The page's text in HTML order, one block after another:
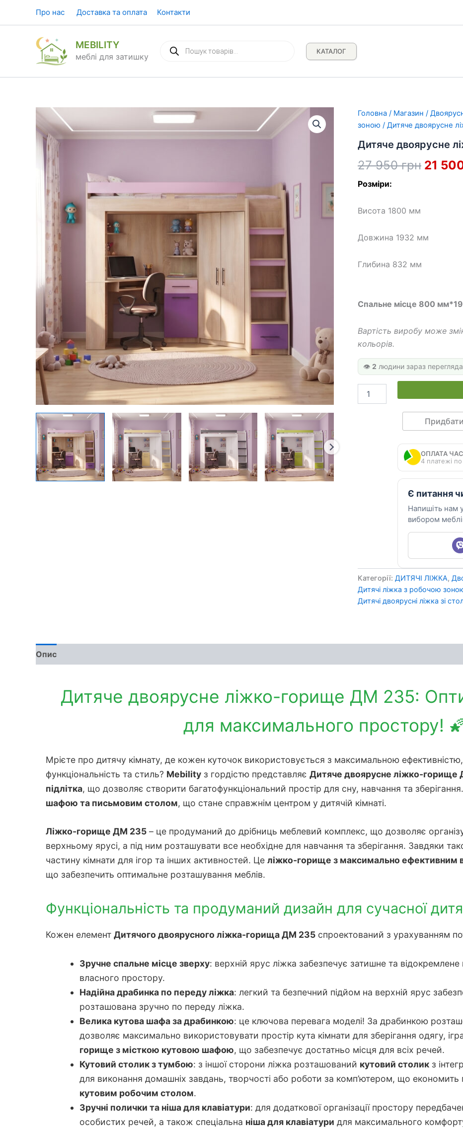
Про нас Доставка та оплата Контакти
MEBILITY
меблі для затишку
Пошук
товарів
КАТАЛОГ
Головна / Магазин /
зоною / Дитяче двоярусне
Дитяче двоярусне
27 950грн 21
Розміри:
Висота 1800 мм
Довжина 1932 мм
Глибина 832 мм
Спальне місце 800
Вартість виробу може
кольорів.
👁️ 2 людини зараз
двоярусне
ОПЛАТА
4 платежі
Є питання
Напишіть
вибором
Категорії: ДИТЯЧІ ЛІЖКА,
Дитячі ліжка з робочою
Дитячі двоярусні ліжка зі
Опис
Дитяче двоярусне ліжко-горище ДМ 235:
для максимального простору!
Мрієте про дитячу кімнату, де кожен куточок використовується з максимальною
функціональність та стиль? Mebility з гордістю представляє Дитяче двоярусне ліжко-горище
підлітка, що дозволяє створити багатофункціональний простір для сну, навчання та
шафою та письмовим столом, що стане справжнім центром у дитячій кімнаті.
Ліжко-горище ДМ 235 – це продуманий до дрібниць меблевий комплекс, що дозволяє
верхньому ярусі, а під ним розташувати все необхідне для навчання та зберігання. Завдяки
частину кімнати для ігор та інших активностей. Це ліжко-горище з максимально ефективним
що забезпечить оптимальне розташування меблів.
Функціональність та продуманий дизайн для сучасної
Кожен елемент Дитячого двоярусного ліжка-горища ДМ 235 спроектований з урахуванням
Зручне спальне місце зверху: верхній ярус ліжка забезпечує затишне та
власного простору.
Надійна драбинка по переду ліжка: легкий та безпечний підйом на верхній ярус
розташована зручно по переду ліжка.
Велика кутова шафа за драбинкою: це ключова перевага моделі! За драбинкою
дозволяє максимально використовувати простір кута кімнати для зберігання одягу,
горище з місткою кутовою шафою, що забезпечує достатньо місця для всіх речей.
Кутовий столик з тумбою: з іншої сторони ліжка розташований кутовий столик з
для виконання домашніх завдань, творчості або роботи за комп’ютером, що економить
кутовим робочим столом.
Зручні полички та ніша для клавіатури: для додаткової організації простору
особистих речей, а також спеціальна ніша для клавіатури для максимального